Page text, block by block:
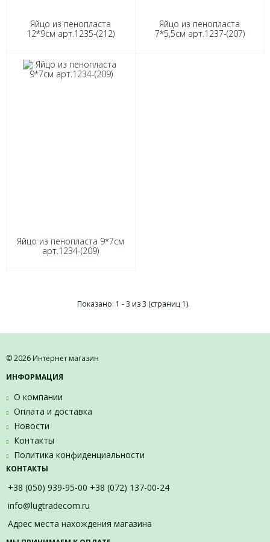
Яйцо из пенопласта
12*9см арт.1235-(212)
Яйцо из пенопласта
7*5,5см арт.1237-(207)
Яйцо из пенопласта 9*7см
арт.1234-(209)
Показано: 1 - 3 из 3 (страниц 1).
© 2026 Интернет магазин
ИНФОРМАЦИЯ
О компании
Оплата и доставка
Новости
Контакты
Политика конфиденциальности
КОНТАКТЫ
+38 (050) 939-95-00 +38 (072) 137-00-24
info@lugtradecom.ru
Адрес места нахождения магазина